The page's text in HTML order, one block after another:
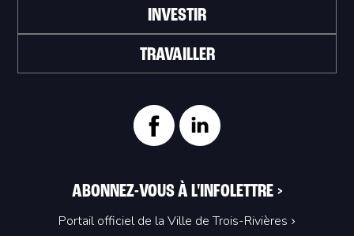
INVESTIR
TRAVAILLER
ABONNEZ-VOUS À L'INFOLETTRE >
Portail officiel de la Ville de Trois-Rivières